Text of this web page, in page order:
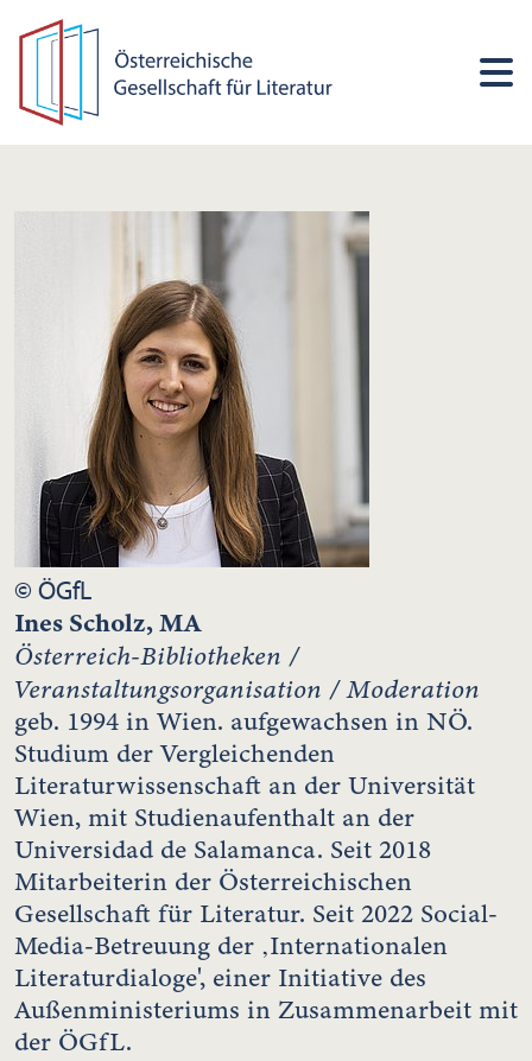
© ÖGfL
Ines Scholz, MA
Österreich-Bibliotheken /
Veranstaltungsorganisation / Moderation
geb. 1994 in Wien. aufgewachsen in NÖ.
Studium der Vergleichenden
Literaturwissenschaft an der Universität
Wien, mit Studienaufenthalt an der
Universidad de Salamanca. Seit 2018
Mitarbeiterin der Österreichischen
Gesellschaft für Literatur. Seit 2022 Social-
Media-Betreuung der ‚Internationalen
Literaturdialoge', einer Initiative des
Außenministeriums in Zusammenarbeit mit
der ÖGfL.